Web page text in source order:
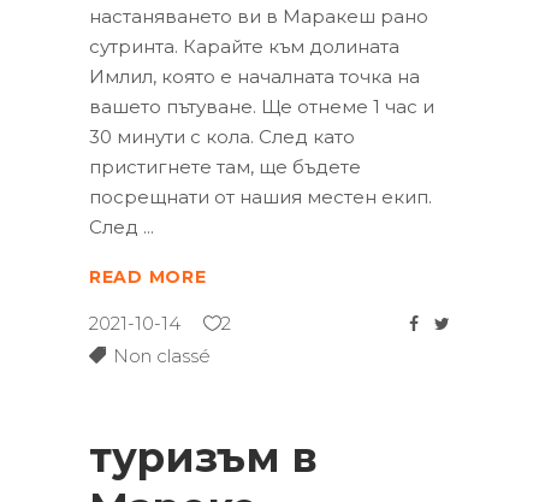
настаняването ви в Маракеш рано
сутринта. Карайте към долината
Имлил, която е началната точка на
вашето пътуване. Ще отнеме 1 час и
30 минути с кола. След като
пристигнете там, ще бъдете
посрещнати от нашия местен екип.
След
READ MORE
2021-10-14
2
Non classé
туризъм в